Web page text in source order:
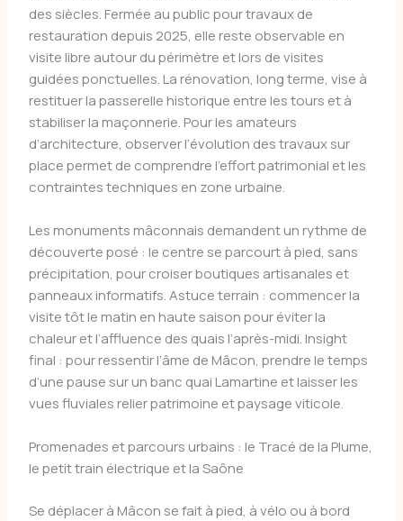
des siècles. Fermée au public pour travaux de
restauration depuis 2025, elle reste observable en
visite libre autour du périmètre et lors de visites
guidées ponctuelles. La rénovation, long terme, vise à
restituer la passerelle historique entre les tours et à
stabiliser la maçonnerie. Pour les amateurs
d’architecture, observer l’évolution des travaux sur
place permet de comprendre l’effort patrimonial et les
contraintes techniques en zone urbaine.
Les monuments mâconnais demandent un rythme de
découverte posé : le centre se parcourt à pied, sans
précipitation, pour croiser boutiques artisanales et
panneaux informatifs. Astuce terrain : commencer la
visite tôt le matin en haute saison pour éviter la
chaleur et l’affluence des quais l’après-midi. Insight
final : pour ressentir l’âme de Mâcon, prendre le temps
d’une pause sur un banc quai Lamartine et laisser les
vues fluviales relier patrimoine et paysage viticole.
Promenades et parcours urbains : le Tracé de la Plume,
le petit train électrique et la Saône
Se déplacer à Mâcon se fait à pied, à vélo ou à bord